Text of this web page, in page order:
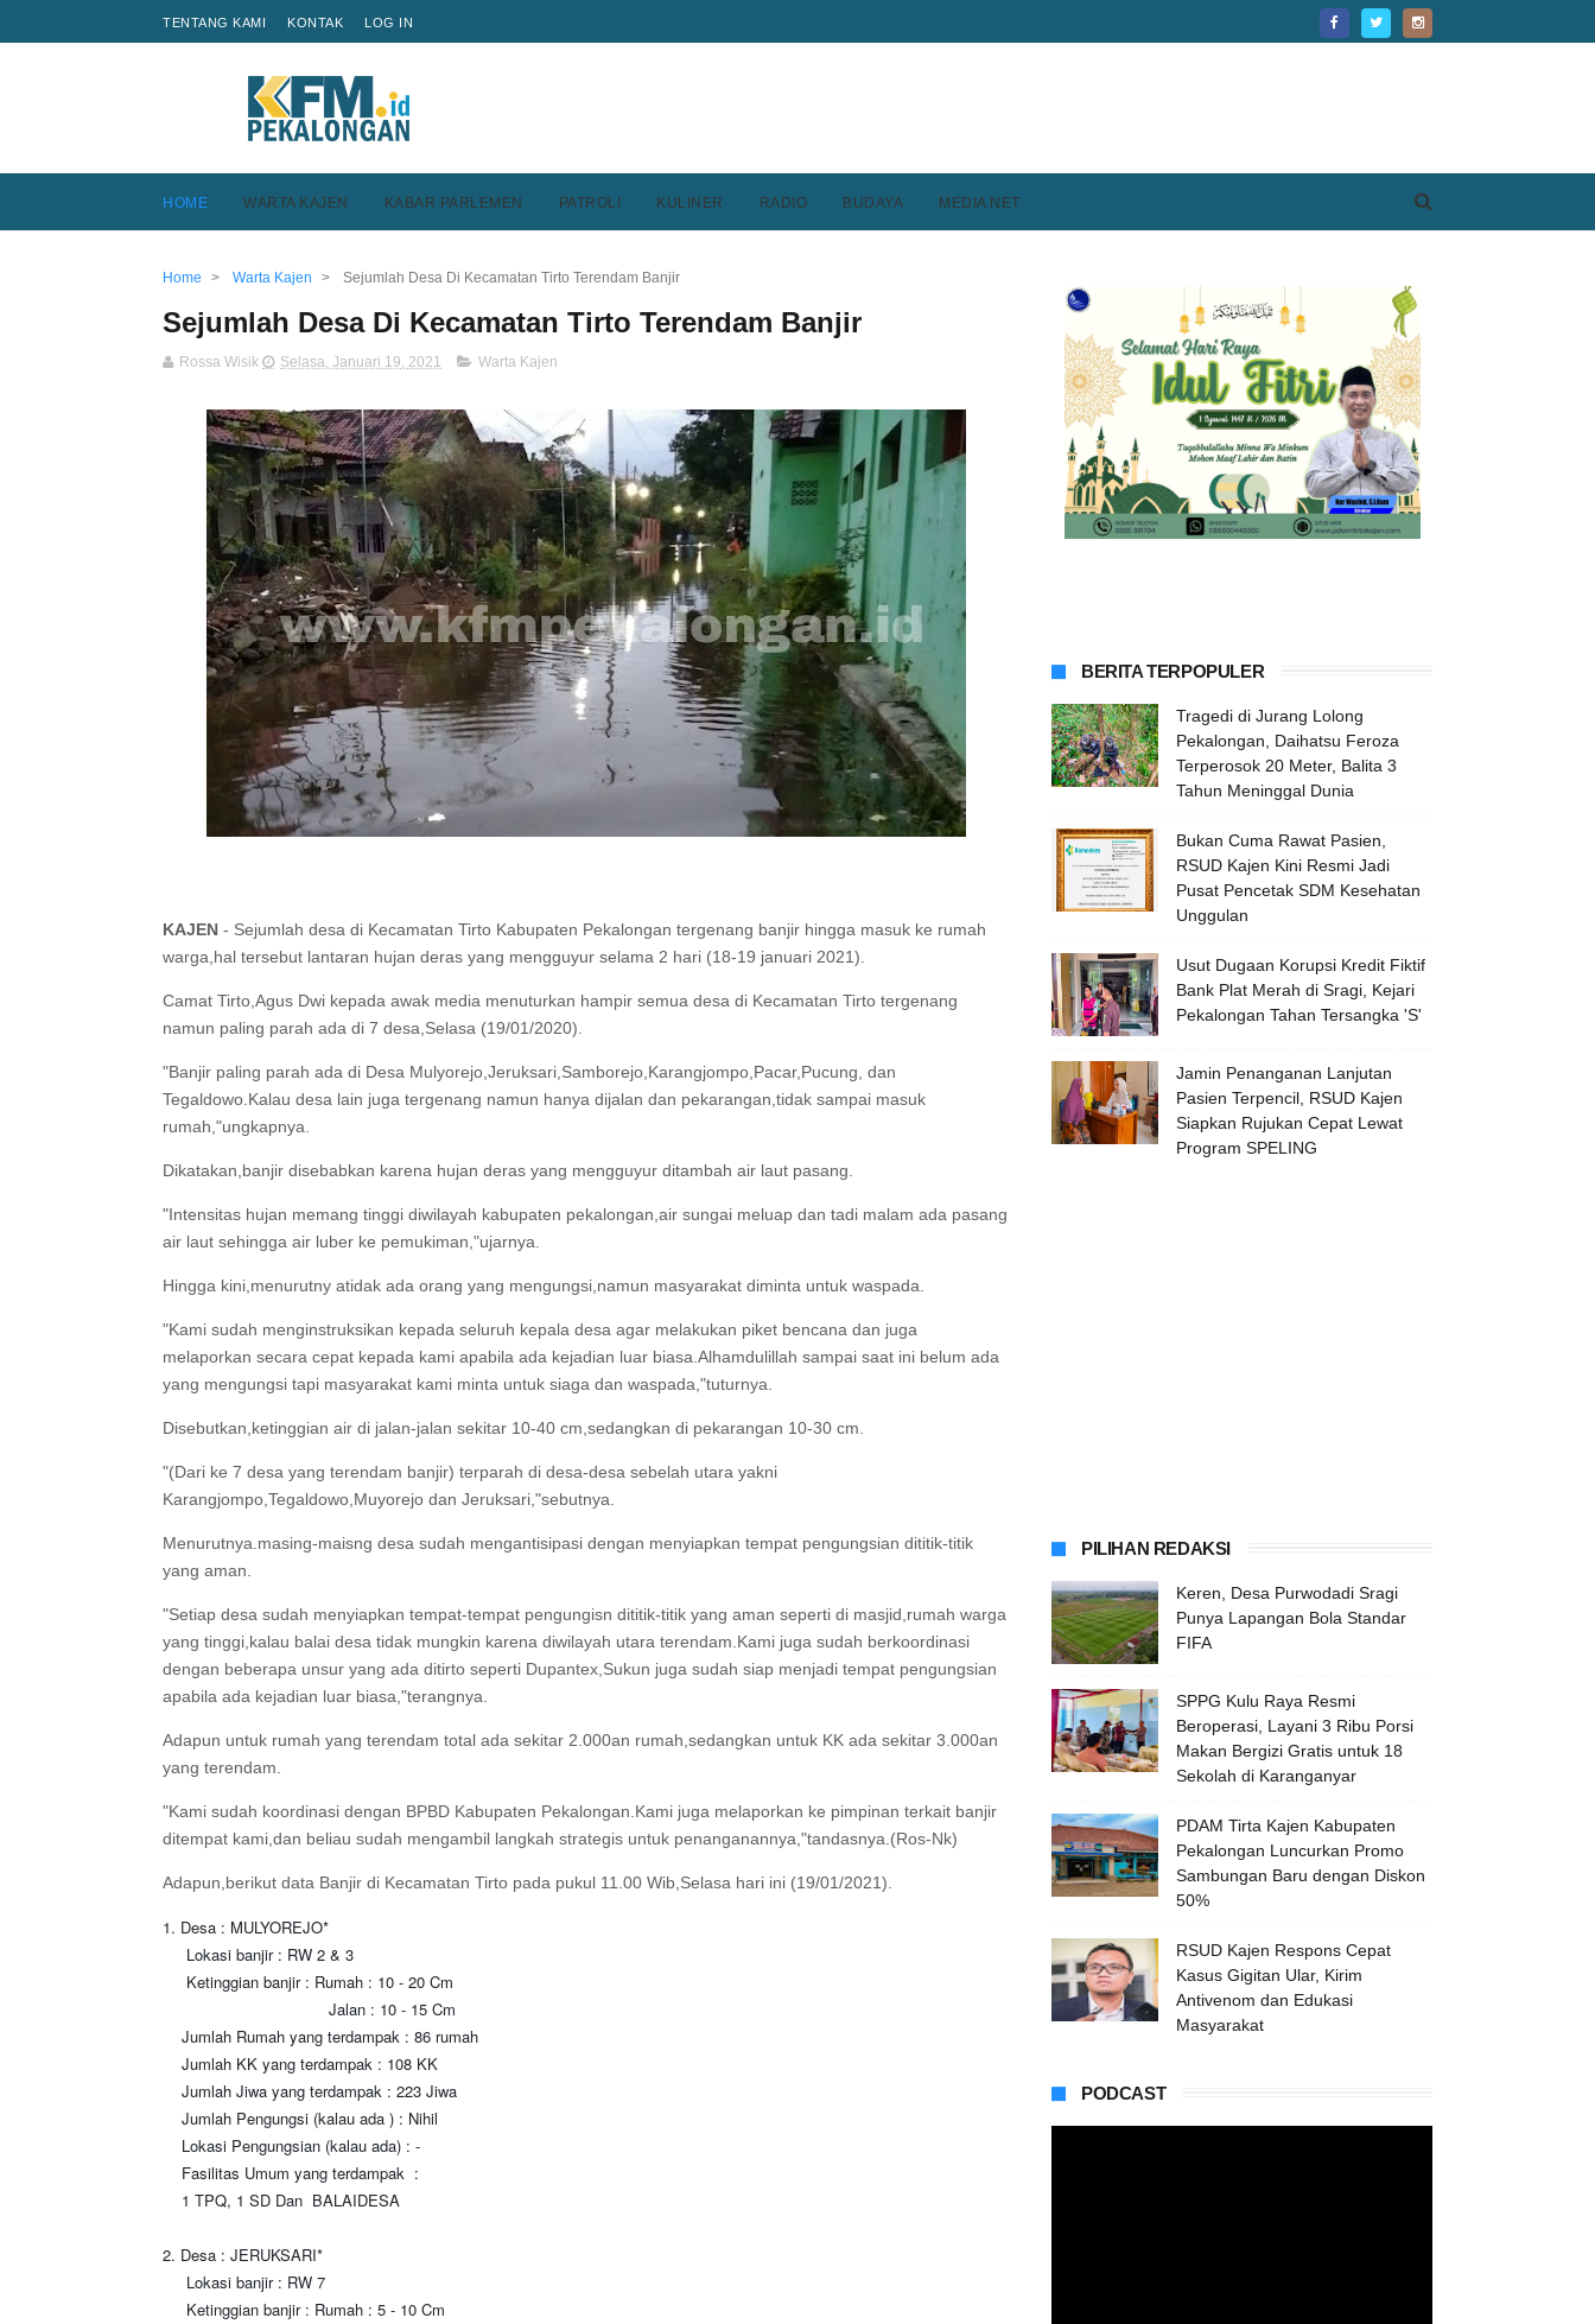
TENTANG KAMI KONTAK LOG IN
HOME WARTA KAJEN KABAR PARLEMEN PATROLI KULINER RADIO BUDAYA MEDIA NET
Home > Warta Kajen > Sejumlah Desa Di Kecamatan Tirto Terendam Banjir
Sejumlah Desa Di Kecamatan Tirto Terendam Banjir
Rossa Wisik Selasa, Januari 19, 2021 Warta Kajen
KAJEN - Sejumlah desa di Kecamatan Tirto Kabupaten Pekalongan tergenang banjir hingga masuk ke rumah
warga,hal tersebut lantaran hujan deras yang mengguyur selama 2 hari (18-19 januari 2021).
Camat Tirto,Agus Dwi kepada awak media menuturkan hampir semua desa di Kecamatan Tirto tergenang
namun paling parah ada di 7 desa,Selasa (19/01/2020).
"Banjir paling parah ada di Desa Mulyorejo,Jeruksari,Samborejo,Karangjompo,Pacar,Pucung, dan
Tegaldowo.Kalau desa lain juga tergenang namun hanya dijalan dan pekarangan,tidak sampai masuk
rumah,"ungkapnya.
Dikatakan,banjir disebabkan karena hujan deras yang mengguyur ditambah air laut pasang.
"Intensitas hujan memang tinggi diwilayah kabupaten pekalongan,air sungai meluap dan tadi malam ada pasang
air laut sehingga air luber ke pemukiman,"ujarnya.
Hingga kini,menurutny atidak ada orang yang mengungsi,namun masyarakat diminta untuk waspada.
"Kami sudah menginstruksikan kepada seluruh kepala desa agar melakukan piket bencana dan juga
melaporkan secara cepat kepada kami apabila ada kejadian luar biasa.Alhamdulillah sampai saat ini belum ada
yang mengungsi tapi masyarakat kami minta untuk siaga dan waspada,"tuturnya.
Disebutkan,ketinggian air di jalan-jalan sekitar 10-40 cm,sedangkan di pekarangan 10-30 cm.
"(Dari ke 7 desa yang terendam banjir) terparah di desa-desa sebelah utara yakni
Karangjompo,Tegaldowo,Muyorejo dan Jeruksari,"sebutnya.
Menurutnya.masing-maisng desa sudah mengantisipasi dengan menyiapkan tempat pengungsian dititik-titik
yang aman.
"Setiap desa sudah menyiapkan tempat-tempat pengungisn dititik-titik yang aman seperti di masjid,rumah warga
yang tinggi,kalau balai desa tidak mungkin karena diwilayah utara terendam.Kami juga sudah berkoordinasi
dengan beberapa unsur yang ada ditirto seperti Dupantex,Sukun juga sudah siap menjadi tempat pengungsian
apabila ada kejadian luar biasa,"terangnya.
Adapun untuk rumah yang terendam total ada sekitar 2.000an rumah,sedangkan untuk KK ada sekitar 3.000an
yang terendam.
"Kami sudah koordinasi dengan BPBD Kabupaten Pekalongan.Kami juga melaporkan ke pimpinan terkait banjir
ditempat kami,dan beliau sudah mengambil langkah strategis untuk penanganannya,"tandasnya.(Ros-Nk)
Adapun,berikut data Banjir di Kecamatan Tirto pada pukul 11.00 Wib,Selasa hari ini (19/01/2021).
1. Desa : MULYOREJO*
Lokasi banjir : RW 2 & 3
Ketinggian banjir : Rumah : 10 - 20 Cm
Jalan : 10 - 15 Cm
Jumlah Rumah yang terdampak : 86 rumah
Jumlah KK yang terdampak : 108 KK
Jumlah Jiwa yang terdampak : 223 Jiwa
Jumlah Pengungsi (kalau ada ) : Nihil
Lokasi Pengungsian (kalau ada) : -
Fasilitas Umum yang terdampak :
1 TPQ, 1 SD Dan BALAIDESA
2. Desa : JERUKSARI*
Lokasi banjir : RW 7
Ketinggian banjir : Rumah : 5 - 10 Cm
BERITA TERPOPULER
Tragedi di Jurang Lolong
Pekalongan, Daihatsu Feroza
Terperosok 20 Meter, Balita 3
Tahun Meninggal Dunia
Bukan Cuma Rawat Pasien,
RSUD Kajen Kini Resmi Jadi
Pusat Pencetak SDM Kesehatan
Unggulan
Usut Dugaan Korupsi Kredit Fiktif
Bank Plat Merah di Sragi, Kejari
Pekalongan Tahan Tersangka 'S'
Jamin Penanganan Lanjutan
Pasien Terpencil, RSUD Kajen
Siapkan Rujukan Cepat Lewat
Program SPELING
PILIHAN REDAKSI
Keren, Desa Purwodadi Sragi
Punya Lapangan Bola Standar
FIFA
SPPG Kulu Raya Resmi
Beroperasi, Layani 3 Ribu Porsi
Makan Bergizi Gratis untuk 18
Sekolah di Karanganyar
PDAM Tirta Kajen Kabupaten
Pekalongan Luncurkan Promo
Sambungan Baru dengan Diskon
50%
RSUD Kajen Respons Cepat
Kasus Gigitan Ular, Kirim
Antivenom dan Edukasi
Masyarakat
PODCAST